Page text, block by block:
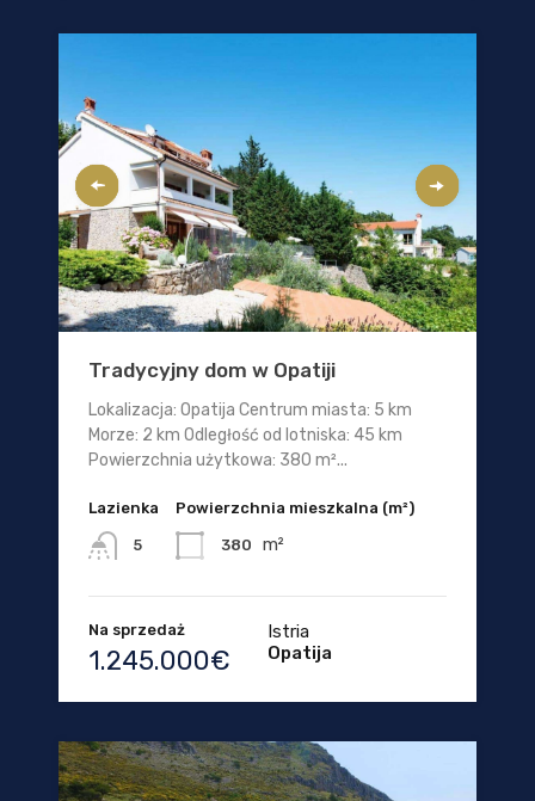
Tradycyjny dom w Opatiji
Lokalizacja: Opatija Centrum miasta: 5 km
Morze: 2 km Odległość od lotniska: 45 km
Powierzchnia użytkowa: 380 m²...
Lazienka
5
Powierzchnia mieszkalna (m²)
380 m²
Na sprzedaż
1.245.000€
Istria
Opatija